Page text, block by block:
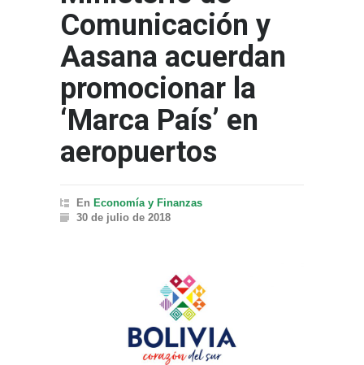
Comunicación y
Aasana acuerdan
promocionar la
‘Marca País’ en
aeropuertos
En Economía y Finanzas
30 de julio de 2018